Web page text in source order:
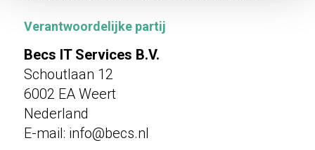
Verantwoordelijke partij
Becs IT Services B.V.
Schoutlaan 12
6002 EA Weert
Nederland
E-mail: info@becs.nl